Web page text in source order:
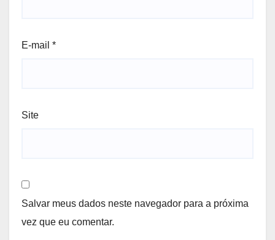
E-mail *
Site
Salvar meus dados neste navegador para a próxima
vez que eu comentar.